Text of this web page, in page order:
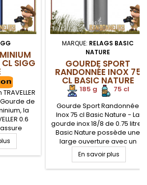
SIGG
de
la
0.6
pour
de
avec
MARQUE: RELAGS BASIC
NATURE
GOURDE SPORT
RANDONNÉE INOX 75
CL BASIC NATURE
185 g
75 cl
Gourde Sport Randonnée
Inox 75 cl Basic Nature - La
gourde inox 18/8 de 0.75 litres
Basic Nature possède une
large ouverture avec un
bouchon à vis facilitant le
remplissage et le nettoyage.
Robuste et durable cette
En savoir plus